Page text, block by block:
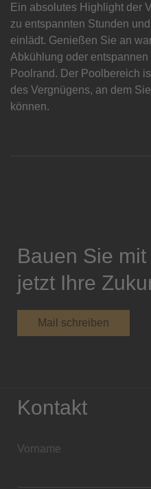
Ein absolutes Highlight der
zu entspannten Stunden
einlädt. Genießen Sie an
Abkühlung oder
Poolrand. Der Poolbereich
des Vergnügens, an dem
können.
Bauen Sie mit
jetzt Ihre
Mail schreiben
Kontakt
Vorname